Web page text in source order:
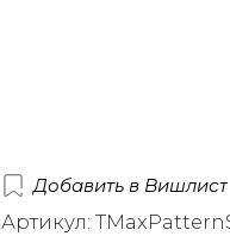
Добавить в Вишлист
Артикул: